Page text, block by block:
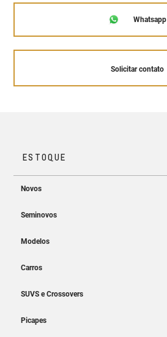
Whatsapp
Solicitar contato